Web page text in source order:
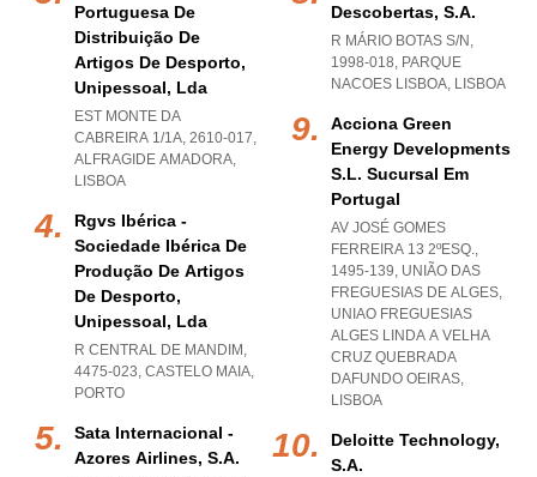
Portuguesa De
Distribuição De
Artigos De Desporto,
Unipessoal, Lda
EST MONTE DA
CABREIRA 1/1A, 2610-017,
ALFRAGIDE AMADORA,
LISBOA
Rgvs Ibérica -
Sociedade Ibérica De
Produção De Artigos
De Desporto,
Unipessoal, Lda
R CENTRAL DE MANDIM,
4475-023, CASTELO MAIA,
PORTO
Sata Internacional -
Azores Airlines, S.a.
Descobertas, S.a.
R MÁRIO BOTAS S/N,
1998-018, PARQUE
NACOES LISBOA, LISBOA
Acciona Green
Energy Developments
S.l. Sucursal Em
Portugal
AV JOSÉ GOMES
FERREIRA 13 2ºESQ.,
1495-139, UNIÃO DAS
FREGUESIAS DE ALGES,
UNIAO FREGUESIAS
ALGES LINDA A VELHA
CRUZ QUEBRADA
DAFUNDO OEIRAS,
LISBOA
Deloitte Technology,
S.a.